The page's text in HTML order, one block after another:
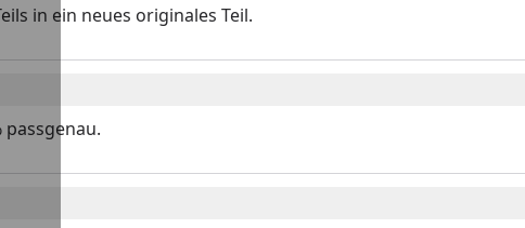
in ein neues originales Teil.
passgenau.